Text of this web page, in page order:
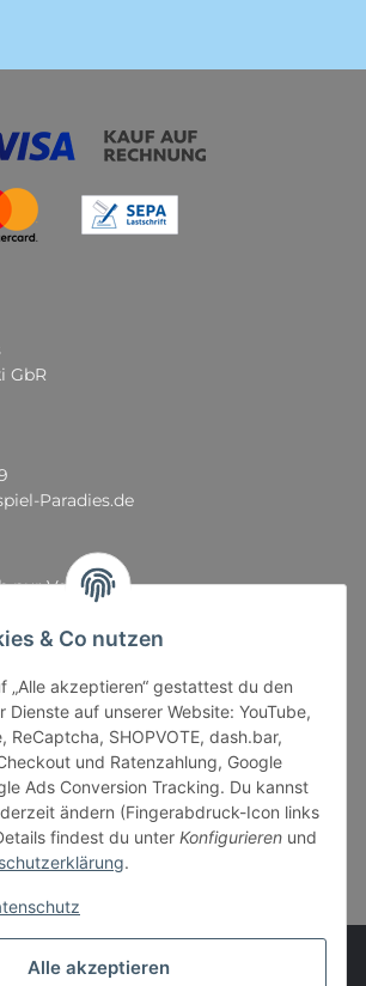
Alle akzeptieren
& Co nutzen
„Alle akzeptieren“ gestattest du den
Dienste auf unserer Website: YouTube,
ReCaptcha, SHOPVOTE, dash.bar,
und Ratenzahlung, Google
Ads Conversion Tracking. Du kannst
ändern (Fingerabdruck-Icon links
findest du unter Konfigurieren und
.
GbR
Paradies.de
nur Versand
und Freitag: 11:00 - 18:30 Uhr
Uhr
unserer Events